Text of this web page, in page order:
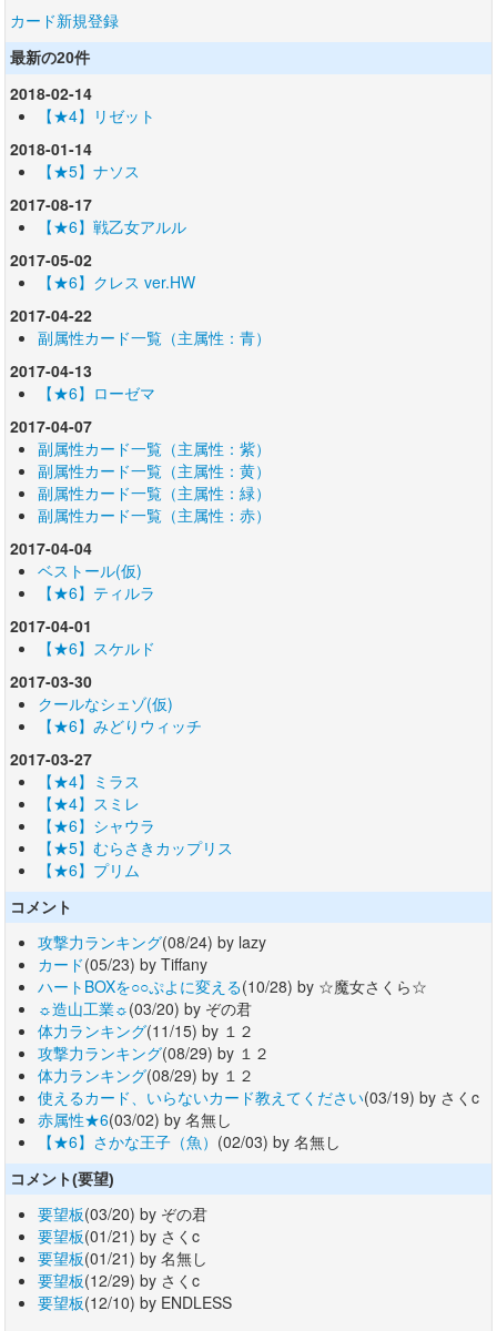
カード新規登録
最新の20件
2018-02-14
【★4】リゼット
2018-01-14
【★5】ナソス
2017-08-17
【★6】戦乙女アルル
2017-05-02
【★6】クレス ver.HW
2017-04-22
副属性カード一覧（主属性：青）
2017-04-13
【★6】ローゼマ
2017-04-07
副属性カード一覧（主属性：紫）
副属性カード一覧（主属性：黄）
副属性カード一覧（主属性：緑）
副属性カード一覧（主属性：赤）
2017-04-04
ベストール(仮)
【★6】ティルラ
2017-04-01
【★6】スケルド
2017-03-30
クールなシェゾ(仮)
【★6】みどりウィッチ
2017-03-27
【★4】ミラス
【★4】スミレ
【★6】シャウラ
【★5】むらさきカップリス
【★6】プリム
コメント
攻撃力ランキング(08/24) by lazy
カード(05/23) by Tiffany
ハートBOXを○○ぷよに変える(10/28) by ☆魔女さくら☆
☼造山工業☼(03/20) by ぞの君
体力ランキング(11/15) by １２
攻撃力ランキング(08/29) by １２
体力ランキング(08/29) by １２
使えるカード、いらないカード教えてください(03/19) by さくc
赤属性★6(03/02) by 名無し
【★6】さかな王子（魚） (02/03) by 名無し
コメント(要望)
要望板(03/20) by ぞの君
要望板(01/21) by さくc
要望板(01/21) by 名無し
要望板(12/29) by さくc
要望板(12/10) by ENDLESS